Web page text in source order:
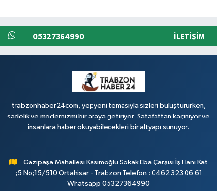
05327364990 İLETIŞIM
trabzonhaber24com, yepyeni temasıyla sizleri buluştururken,
sadelik ve modernizmi bir araya getiriyor. Şatafattan kaçınıyor ve
insanlara haber okuyabilecekleri bir altyapı sunuyor.
Gazipaşa Mahallesi Kasımoğlu Sokak Eba Çarşısı İş Hanı Kat
;5 No;15/510 Ortahisar - Trabzon Telefon : 0462 323 06 61
Whatsapp 05327364990